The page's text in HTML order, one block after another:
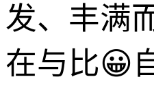
发、丰满
在与比😀